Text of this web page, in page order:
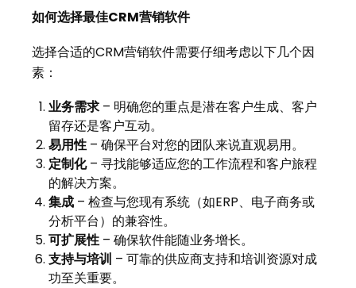
如何选择最佳CRM营销软件
选择合适的CRM营销软件需要仔细考虑以下几个因
素：
业务需求– 明确您的重点是潜在客户生成、客户
留存还是客户互动。
易用性– 确保平台对您的团队来说直观易用。
定制化– 寻找能够适应您的工作流程和客户旅程
的解决方案。
集成– 检查与您现有系统（如ERP、电子商务或
分析平台）的兼容性。
可扩展性– 确保软件能随业务增长。
支持与培训 – 可靠的供应商支持和培训资源对成
功至关重要。